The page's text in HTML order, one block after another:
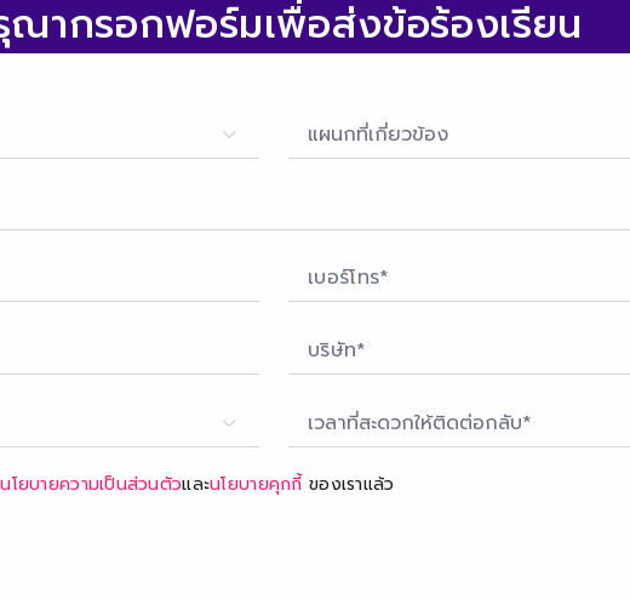
ณากรอกฟอร์มเพื่อส่งข้อร้องเรียน
แผนกที่เกี่ยวข้อง
เวลาที่สะดวกให้ติดต่อกลับ*
นโยบายความเป็นส่วนตัวและนโยบายคุกกี้ ของเราแล้ว